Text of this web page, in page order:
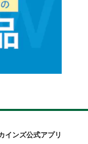
インズ公式アプリ